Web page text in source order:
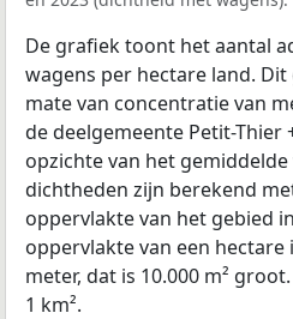
De grafiek toont het aantal
wagens per hectare land.
mate van concentratie van
de deelgemeente Petit-Thier
opzichte van het
dichtheden zijn berekend
oppervlakte van het gebied
oppervlakte van een hectare
meter, dat is 10.000 m²
1 km².